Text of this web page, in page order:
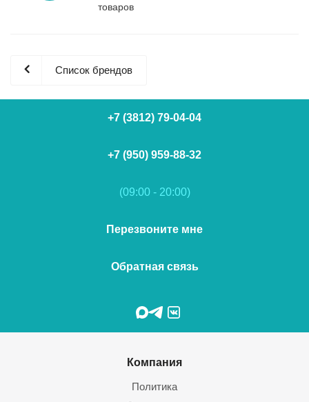
товаров
Список брендов
+7 (3812) 79-04-04
+7 (950) 959-88-32
(09:00 - 20:00)
Перезвоните мне
Обратная связь
Компания
Политика